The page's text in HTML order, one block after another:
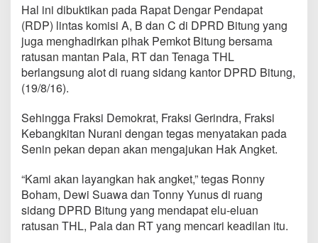
l
i
k
o
t
a
b
a
n
D
h
a
d
Hal ini dibuktikan pada Rapat Dengar Pendapat
(RDP) lintas komisi A, B dan C di DPRD Bitung yang
juga menghadirkan pihak Pemkot Bitung bersama
ratusan mantan Pala, RT dan Tenaga THL
berlangsung alot di ruang sidang kantor DPRD Bitung,
(19/8/16).
Sehingga Fraksi Demokrat, Fraksi Gerindra, Fraksi
Kebangkitan Nurani dengan tegas menyatakan pada
Senin pekan depan akan mengajukan Hak Angket.
“Kami akan layangkan hak angket,” tegas Ronny
Boham, Dewi Suawa dan Tonny Yunus di ruang
sidang DPRD Bitung yang mendapat elu-eluan
ratusan THL, Pala dan RT yang mencari keadilan itu.